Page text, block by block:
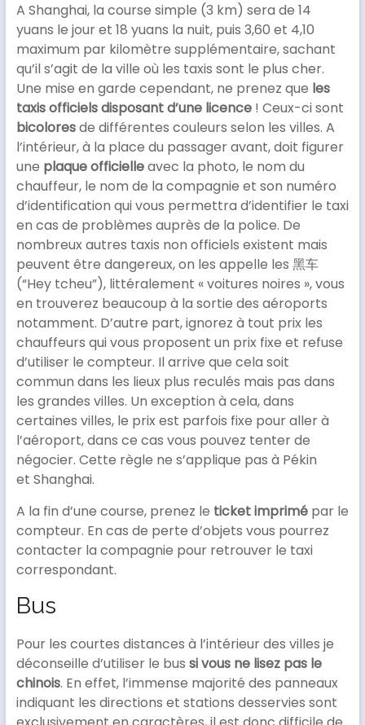
A Shanghai, la course simple (3 km) sera de 14
yuans le jour et 18 yuans la nuit, puis 3,60 et 4,10
maximum par kilomètre supplémentaire, sachant
qu’il s’agit de la ville où les taxis sont le plus cher.
Une mise en garde cependant, ne prenez que les
taxis officiels disposant d’une licence! Ceux-ci sont
bicoloresde différentes couleurs selon les villes. A
l’intérieur, à la place du passager avant, doit figurer
une plaque officielleavec la photo, le nom du
chauffeur, le nom de la compagnie et son numéro
d’identification qui vous permettra d’identifier le taxi
en cas de problèmes auprès de la police. De
nombreux autres taxis non officiels existent mais
peuvent être dangereux, on les appelle les 黑车
(“Hey tcheu”), littéralement « voitures noires », vous
en trouverez beaucoup à la sortie des aéroports
notamment. D’autre part, ignorez à tout prix les
chauffeurs qui vous proposent un prix fixe et refuse
d’utiliser le compteur. Il arrive que cela soit
commun dans les lieux plus reculés mais pas dans
les grandes villes. Un exception à cela, dans
certaines villes, le prix est parfois fixe pour aller à
l’aéroport, dans ce cas vous pouvez tenter de
négocier. Cette règle ne s’applique pas à Pékin
et Shanghai.
A la fin d’une course, prenez le ticket imprimépar le
compteur. En cas de perte d’objets vous pourrez
contacter la compagnie pour retrouver le taxi
correspondant.
Bus
Pour les courtes distances à l’intérieur des villes je
déconseille d’utiliser le bus si vous ne lisez pas le
chinois. En effet, l’immense majorité des panneaux
indiquant les directions et stations desservies sont